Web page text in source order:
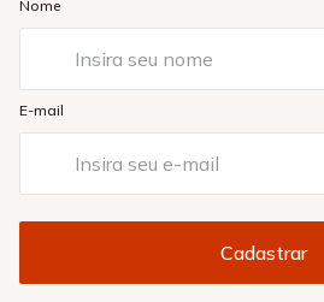
Nome
E-mail